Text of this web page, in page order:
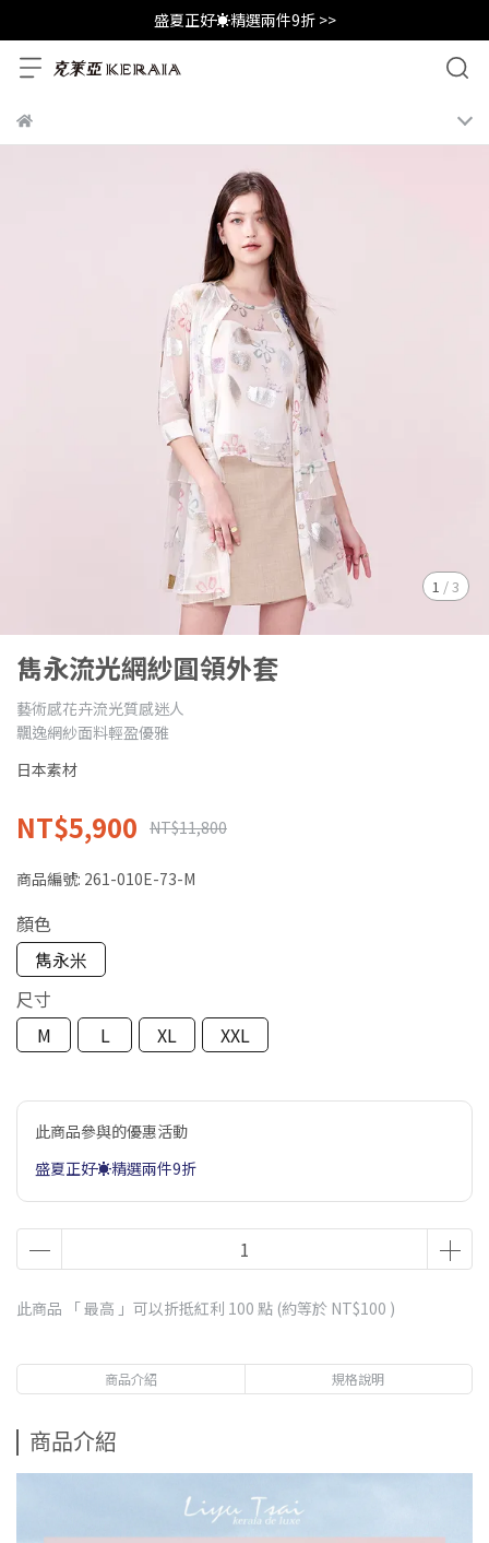
盛夏正好☀️精選兩件9折 >>
1 /3
雋永流光網紗圓領外套
藝術感花卉流光質感迷人
飄逸網紗面料輕盈優雅
日本素材
NT$5,900 NT$11,800
商品編號: 261-010E-73-M
顏色
雋永米
尺寸
M
L XL XXL
此商品參與的優惠活動
盛夏正好☀️精選兩件9折
此商品 「 最高 」可以折抵紅利 100 點 (約等於 NT$100 )
商品介紹 規格說明
商品介紹